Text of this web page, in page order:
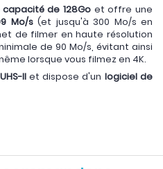
capacité de 128Go et offre une
Mo/s(et jusqu'à 300 Mo/s en
de filmer en haute résolution
de 90 Mo/s, évitant ainsi
lorsque vous filmez en 4K.
IIet dispose d'un logiciel de